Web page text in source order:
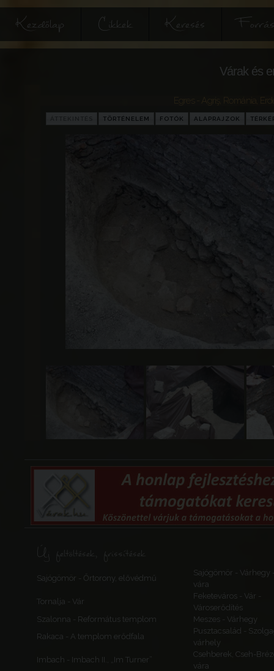
Kezdőlap Cikkek Keresés
Várak és
Románia
TÖRTÉNELEM FOTÓK ALAPRAJZOK
Új feltöltések, frissítések
Sajógömör - Őrtorony, elővédmű
Sajógömör - Várhegy
vára
Tornalja - Vár
Feketeváros - Vár -
Városerődítés
Szalonna - Református templom
Meszes - Várhegy
Rakaca - A templom erődfala
Pusztacsalád -
várhely
Imbach - Imbach II., „Im Turner”
Csehberek, Cseh-
vára